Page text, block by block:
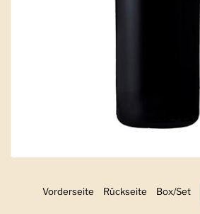
Zeige Folie 1
Vorderseite Zeige Folie 2
Rückseite Zeige
Box/Set